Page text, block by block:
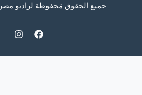
جميع الحقوق مَحفوظة لراديو مصر جروب © 2026